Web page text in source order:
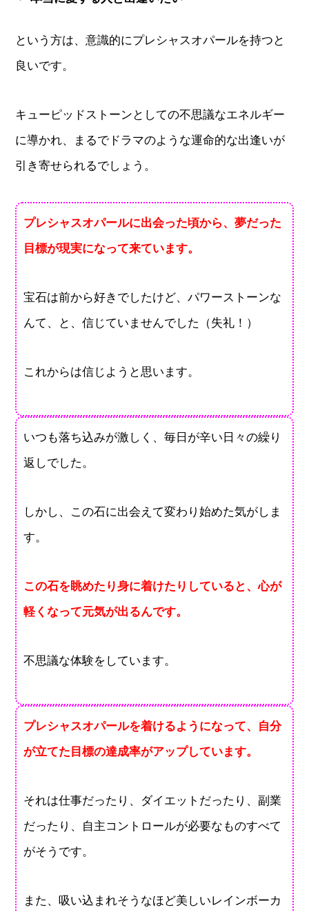
という方は、意識的にプレシャスオパールを持つと
良いです。
キューピッドストーンとしての不思議なエネルギー
に導かれ、まるでドラマのような運命的な出逢いが
引き寄せられるでしょう。
プレシャスオパールに出会った頃から、夢だった
目標が現実になって来ています。
宝石は前から好きでしたけど、パワーストーンな
んて、と、信じていませんでした（失礼！）
これからは信じようと思います。
いつも落ち込みが激しく、毎日が辛い日々の繰り
返しでした。
しかし、この石に出会えて変わり始めた気がしま
す。
この石を眺めたり身に着けたりしていると、心が
軽くなって元気が出るんです。
不思議な体験をしています。
プレシャスオパールを着けるようになって、自分
が立てた目標の達成率がアップしています。
それは仕事だったり、ダイエットだったり、副業
だったり、自主コントロールが必要なものすべて
がそうです。
また、吸い込まれそうなほど美しいレインボーカ